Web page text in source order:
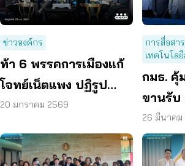
ข่าวองค์กร
ท้า 6 พรรคการเมืองแก้
โจทย์เน็ตแพง ปฏิรูป
กสทช. – หยุดผูกขาด
20 มกราคม 2569
การสื่อสา
เทคโนโล
กมธ. คุ้
ขานรับ
กสทช.
26 มีนาคม